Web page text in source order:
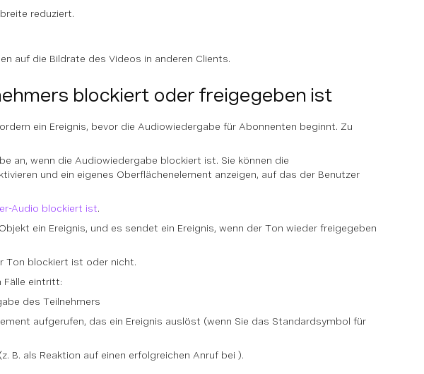
reduziert.
auf die Bildrate des Videos in anderen Clients.
blockiert oder freigegeben ist
ein Ereignis, bevor die Audiowiedergabe für Abonnenten beginnt. Zu
an, wenn die Audiowiedergabe blockiert ist. Sie können die
und ein eigenes Oberflächenelement anzeigen, auf das der Benutzer
Audio blockiert ist.
ein Ereignis, und es sendet ein Ereignis, wenn der Ton wieder freigegeben
Ton blockiert ist oder nicht.
Fälle eintritt:
des Teilnehmers
aufgerufen, das ein Ereignis auslöst (wenn Sie das Standardsymbol für
B. als Reaktion auf einen erfolgreichen Anruf bei ).